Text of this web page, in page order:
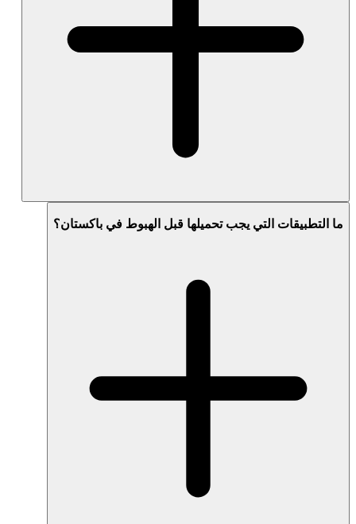
ما التطبيقات التي يجب تحميلها قبل الهبوط في باكستان؟